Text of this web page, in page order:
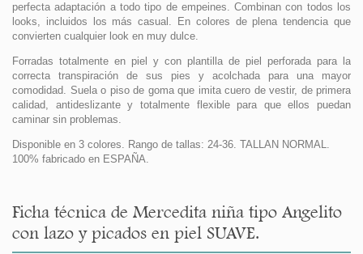
perfecta adaptación a todo tipo de empeines. Combinan con todos los
looks, incluidos los más casual. En colores de plena tendencia que
convierten cualquier look en muy dulce.
Forradas totalmente en piel y con plantilla de piel perforada para la
correcta transpiración de sus pies y acolchada para una mayor
comodidad. Suela o piso de goma que imita cuero de vestir, de primera
calidad, antideslizante y totalmente flexible para que ellos puedan
caminar sin problemas.
Disponible en 3 colores. Rango de tallas: 24-36. TALLAN NORMAL.
100% fabricado en ESPAÑA.
Ficha técnica de Mercedita niña tipo Angelito
con lazo y picados en piel SUAVE.